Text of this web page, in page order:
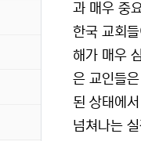
과 매우 중
한국 교회
해가 매우
은 교인들
된 상태에
넘쳐나는